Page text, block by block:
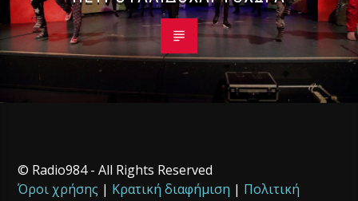
© Radio984 - All Rights Reserved
Όροι χρήσης | Κρατική διαφήμιση | Πολιτική